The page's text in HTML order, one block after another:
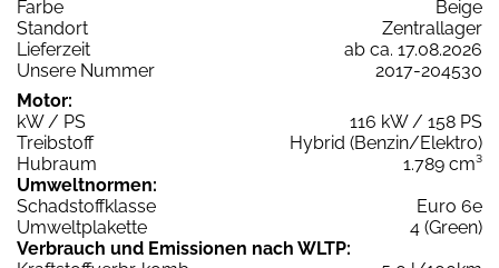
Farbe
Beige
Standort
Zentrallager
Lieferzeit
ab ca. 17.08.2026
Unsere Nummer
2017-204530
Motor:
kW / PS
116 kW / 158 PS
Treibstoff
Hybrid (Benzin/Elektro)
Hubraum
1.789 cm³
Umweltnormen:
Schadstoffklasse
Euro 6e
Umweltplakette
4 (Green)
Verbrauch und Emissionen nach WLTP: